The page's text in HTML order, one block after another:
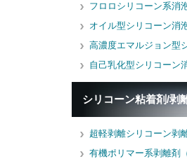
フロロシリコーン系消
オイル型シリコーン消
高濃度エマルジョン型
自己乳化型シリコーン
シリコーン粘着剤/剥
超軽剥離シリコーン剥
有機ポリマー系剥離剤